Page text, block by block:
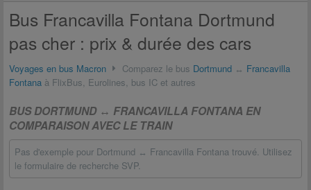
Bus Francavilla Fontana Dortmund
pas cher : prix & durée des cars
Voyages en bus Macron Comparez le bus Dortmund ↔ Francavilla
Fontana à FlixBus, Eurolines, bus IC et autres
BUS DORTMUND ↔ FRANCAVILLA FONTANA EN
COMPARAISON AVEC LE TRAIN
Pas d'exemple pour Dortmund ↔ Francavilla Fontana trouvé. Utilisez
le formulaire de recherche SVP.